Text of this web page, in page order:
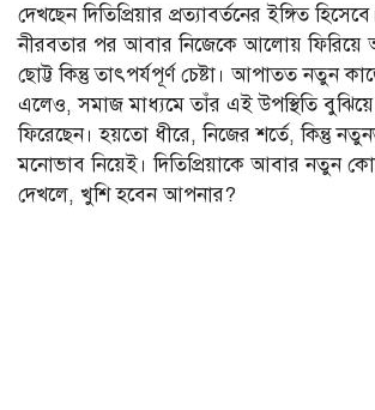
দেখছেন দিতিপ্রিয়ার প্রত্যাবর্তনের ইঙ্গিত
নীরবতার পর আবার নিজেকে আলোয়
ছোট্ট কিন্তু তাৎপর্যপূর্ণ চেষ্টা। আপাতত নতুন
এলেও, সমাজ মাধ্যমে তাঁর এই উপস্থিতি বুঝিয়ে
ফিরেছেন। হয়তো ধীরে, নিজের শর্তে, কিন্তু
মনোভাব নিয়েই। দিতিপ্রিয়াকে আবার নতুন
দেখলে, খুশি হবেন আপনার?